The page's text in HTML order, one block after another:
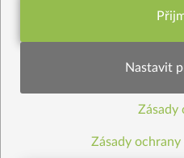
Bezlepkové kremrolky s čoko krémem
Rýžová kaše se lněným semínkem a
Pavoučí hummus
Kořeněné pickles jablko-zelí-zázvor
Funkční nastavení
Statistiky pro lepší
Nastavit
Zásady
Zásady